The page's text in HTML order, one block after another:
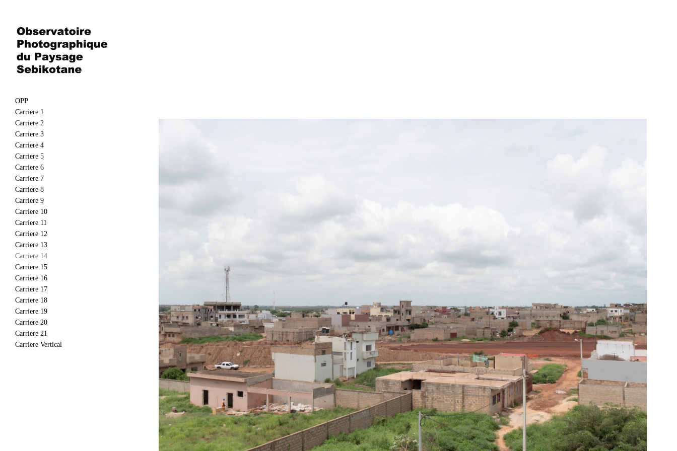
OPP
Carriere 1
Carriere 2
Carriere 3
Carriere 4
Carriere 5
Carriere 6
Carriere 7
Carriere 8
Carriere 9
Carriere 10
Carriere 11
Carriere 12
Carriere 13
Carriere 14
Carriere 15
Carriere 16
Carriere 17
Carriere 18
Carriere 19
Carriere 20
Carriere 21
Carriere Vertical